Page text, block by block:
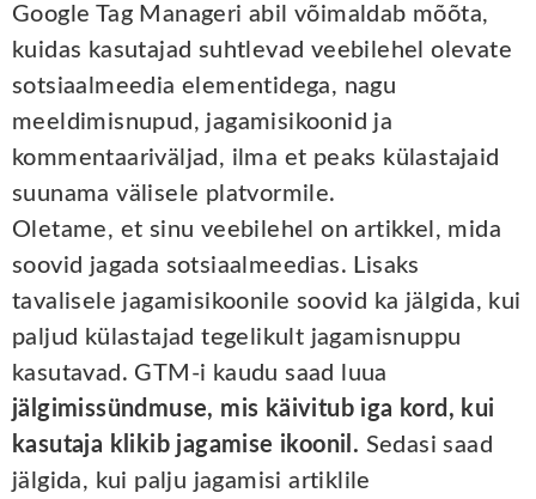
Google Tag Manageri abil võimaldab mõõta,
kuidas kasutajad suhtlevad veebilehel olevate
sotsiaalmeedia elementidega, nagu
meeldimisnupud, jagamisikoonid ja
kommentaariväljad, ilma et peaks külastajaid
suunama välisele platvormile.
Oletame, et sinu veebilehel on artikkel, mida
soovid jagada sotsiaalmeedias. Lisaks
tavalisele jagamisikoonile soovid ka jälgida, kui
paljud külastajad tegelikult jagamisnuppu
kasutavad. GTM-i kaudu saad luua
jälgimissündmuse, mis käivitub iga kord, kui
kasutaja klikib jagamise ikoonil. Sedasi saad
jälgida, kui palju jagamisi artiklile